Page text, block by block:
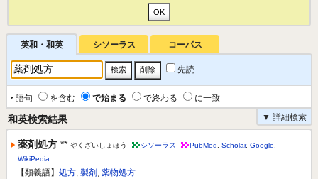
英和・和英 シソーラス コーパス
先読
‣ 語句 を含む で始まる で終わる
に一致
▼ 詳細検索
和英検索結果
薬剤処方 ** やくざいしょほう シソーラス PubMed Scholar, Google
WikiPedia
【類義語】 処方, 製剤 , 薬物処方